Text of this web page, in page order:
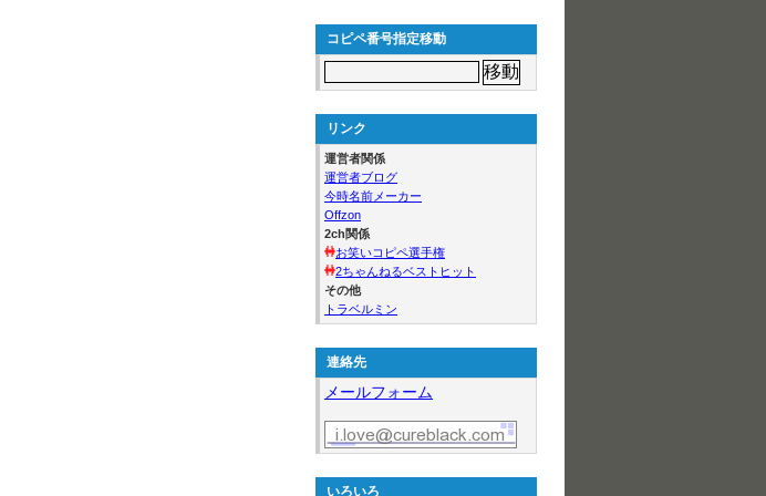
コピペ番号指定移動
リンク
運営者関係
運営者ブログ
今時名前メーカー
Offzon
2ch関係
お笑いコピペ選手権
2ちゃんねるベストヒット
その他
トラベルミン
連絡先
メールフォーム
いろいろ